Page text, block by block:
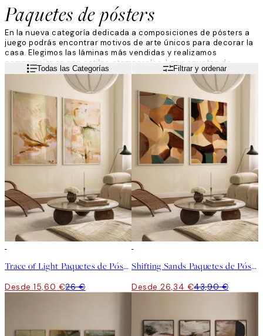
Paquetes de pósters
En la nueva categoría dedicada a composiciones de pósters a
juego podrás encontrar motivos de arte únicos para decorar la
casa. Elegimos las láminas más vendidas y realizamos
composiciones con estilos atemporales. Los paquetes de
pósters están disponibles en diferentes tamaños y estilos.
¡Estamos seguros de que encontrarás más de un favorito para
decorar tu casa! ¿Estás buscando decorar la habitación de los
niños, la cocina o el despacho? Adelante y déjate inspirar por
nuestros pósters de arte que quedarán muy bien en todas las
estancias. ¿Ya te decidiste? ¿Con qué paquete te quedas?
Leer másTodas las Categorías Filtrar y ordenar
Trace of Light Paquetes de Pósters
Desde 15,60 €26 €
Shifting Sands Paquetes de Pósters
Desde 26,34 €43,90 €